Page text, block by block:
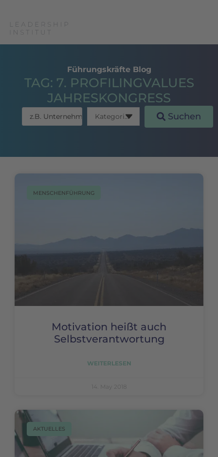
Führungskräfte Blog
TAG: 7. PROFILINGVALUES
JAHRESKONGRESS
Suchen
MENSCHENFÜHRUNG
Motivation heißt auch
Selbstverantwortung
WEITERLESEN
14. May 2018
AKTUELLES